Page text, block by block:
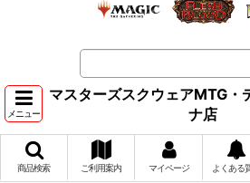
メニュー
マスターズスクウェアMTG・
ナ店
商品検索 ご利用案内 マイページ よくある